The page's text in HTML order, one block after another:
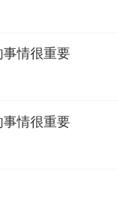
情很重要
情很重要